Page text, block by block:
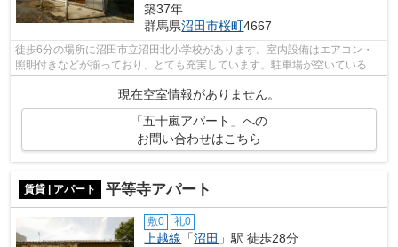
築37年
群馬県沼田市桜町4667
徒歩6分の場所に沼田市立沼田北小学校があります。室内設備はエアコン・
照明付きなどが揃っており、とても充実しています。駐車場が空いているの
で、車をお持ちの方も安心です。アパー...
現在空室情報がありません。
「五十嵐アパート」への
お問い合わせはこちら
賃貸 | アパート 平等寺アパート
敷0 礼0
上越線 「沼田 」駅 徒歩28分